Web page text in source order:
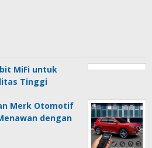
MiFi untuk
Tinggi
Merk Otomotif
dengan